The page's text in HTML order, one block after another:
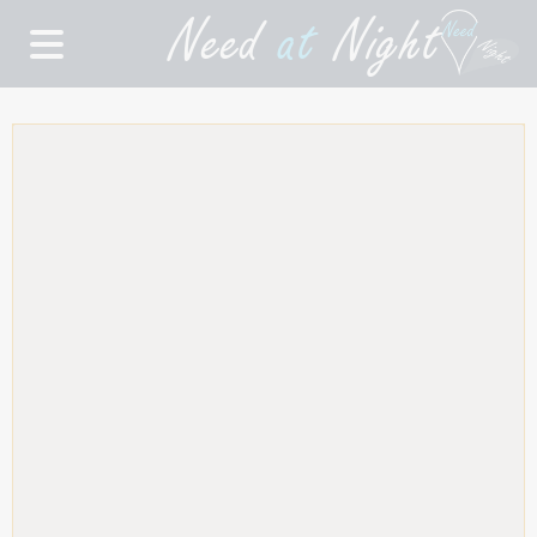
NeedatNight